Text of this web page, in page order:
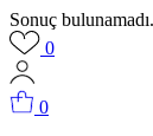
Sonuç bulunamadı.
0
0